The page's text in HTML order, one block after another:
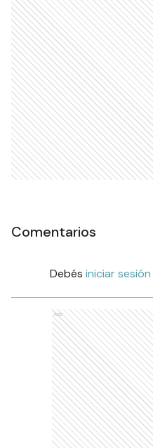
Comentarios
Debés iniciar sesión
Ads